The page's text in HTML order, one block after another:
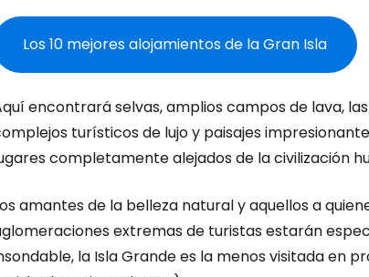
Los 10 mejores alojamientos de la Gran Isla
encontrará selvas, amplios campos de lava,
turísticos de lujo y paisajes
completamente alejados de la civilización
amantes de la belleza natural y aquellos a
extremas de turistas estarán
la Isla Grande es la menos visitada en
... la comunidad mundial de